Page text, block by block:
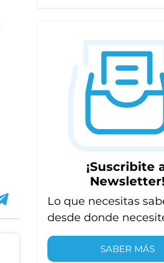
¡Suscribite
Newsletter!
Lo que necesitas
desde donde
SABER MÁS